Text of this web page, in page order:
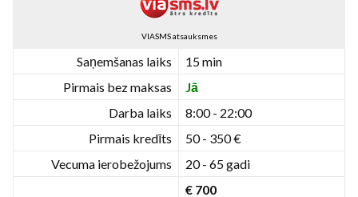
VIASMS atsauksmes
Saņemšanas laiks
15 min
Pirmais bez maksas
Jā
Darba laiks
8:00 - 22:00
Pirmais kredīts
50 - 350 €
Vecuma ierobežojums
20 - 65 gadi
€ 700